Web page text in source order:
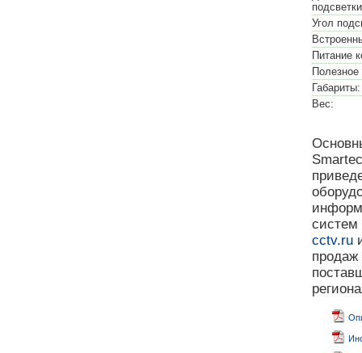
Угол
Питание
Полезное
Габариты:
Вес:
систем
cctv.ru